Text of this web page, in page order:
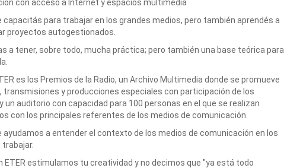
con acceso a Internet y espacios multimedia
capacitás para trabajar en los grandes medios, pero también aprendés a
proyectos autogestionados.
a tener, sobre todo, mucha práctica; pero también una base teórica para
es los Premios de la Radio, un Archivo Multimedia donde se promueve
transmisiones y producciones especiales con participación de los
un auditorio con capacidad para 100 personas en el que se realizan
con los principales referentes de los medios de comunicación.
ayudamos a entender el contexto de los medios de comunicación en los
trabajar.
ETER estimulamos tu creatividad y no decimos que "ya está todo